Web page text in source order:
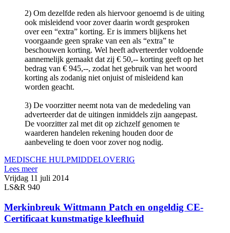
2) Om dezelfde reden als hiervoor genoemd is de uiting
ook misleidend voor zover daarin wordt gesproken
over een “extra” korting. Er is immers blijkens het
voorgaande geen sprake van een als “extra” te
beschouwen korting. Wel heeft adverteerder voldoende
aannemelijk gemaakt dat zij € 50,-- korting geeft op het
bedrag van € 945,--, zodat het gebruik van het woord
korting als zodanig niet onjuist of misleidend kan
worden geacht.
3) De voorzitter neemt nota van de mededeling van
adverteerder dat de uitingen inmiddels zijn aangepast.
De voorzitter zal met dit op zichzelf genomen te
waarderen handelen rekening houden door de
aanbeveling te doen voor zover nog nodig.
MEDISCHE HULPMIDDELOVERIG
Lees meer
Vrijdag 11 juli 2014
LS&R 940
Merkinbreuk Wittmann Patch en ongeldig CE-
Certificaat kunstmatige kleefhuid